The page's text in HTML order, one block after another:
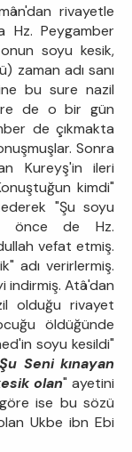
rivayetle
Hz. Peygamber
onun soyu kesik,
zaman adı sanı
bu sure nazil
de o bir gün
de çıkmakta
Sonra
Kureyş'in ileri
kimdi"
"Şu soyu
önce de Hz.
vefat etmiş.
adı verirlermiş.
indirmiş. Atâ'dan
olduğu rivayet
öldüğünde
soyu kesildi"
Şu Seni kınayan
olan" ayetini
ise bu sözü
Ukbe ibn Ebi